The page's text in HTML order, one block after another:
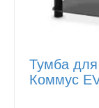
Тумба для
Коммус